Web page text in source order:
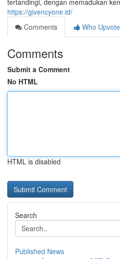
tertandingi, dengan memadukan
https://givencyone.id/
Comments
Who
Comments
Submit a Comment
No HTML
HTML is disabled
Search
Published News